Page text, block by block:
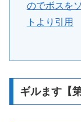
のでボスを
トより引用
ギルます【